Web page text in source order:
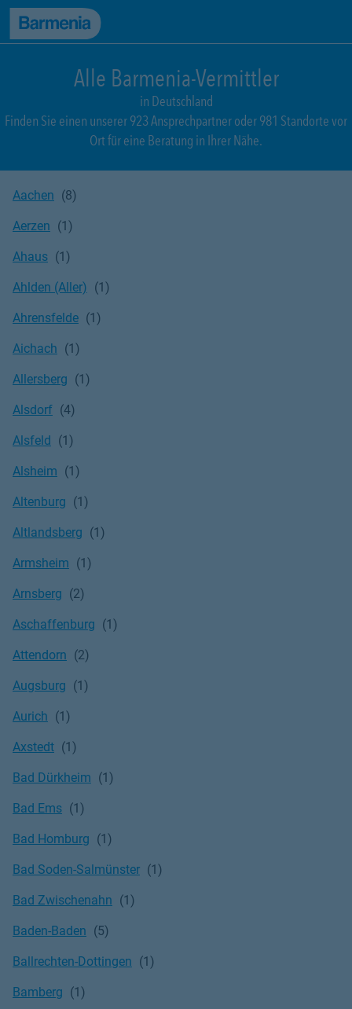
zum Seiteninhalt
Back to top
Alle Barmenia-Vermittler
in Deutschland
Finden Sie einen unserer 923 Ansprechpartner oder 981 Standorte vor
Ort für eine Beratung in Ihrer Nähe.
Aachen
Aerzen
Ahaus
Ahlden (Aller)
Ahrensfelde
Aichach
Allersberg
Alsdorf
Alsfeld
Alsheim
Altenburg
Altlandsberg
Armsheim
Arnsberg
Aschaffenburg
Attendorn
Augsburg
Aurich
Axstedt
Bad Dürkheim
Bad Ems
Bad Homburg
Bad Soden-Salmünster
Bad Zwischenahn
Baden-Baden
Ballrechten-Dottingen
Bamberg